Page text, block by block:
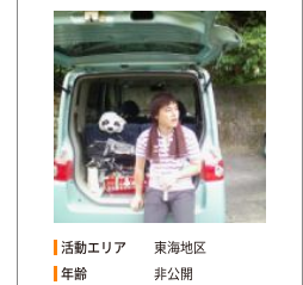
活動エリア
東海地区
年齢
非公開